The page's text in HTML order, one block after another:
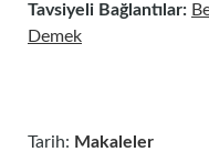
Tavsiyeli Bağlantılar:
Demek
Tarih: Makaleler